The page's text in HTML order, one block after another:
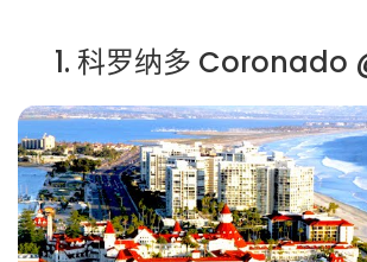
1. 科罗纳多 Coronado